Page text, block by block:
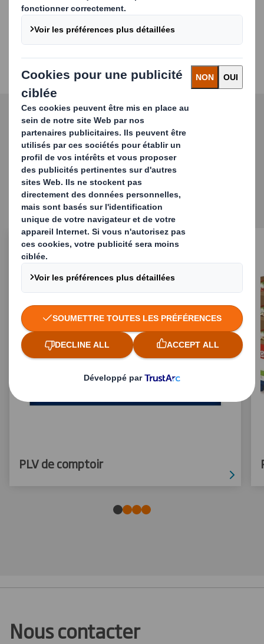
Livré emballé à plat pour un auto-assemblage
Idéal pour les expositions, les événements et la
Montage rapide
Découvrez notre large
gamme de présentoirs en
carton ondulé
PLV de comptoir
Nous contacter